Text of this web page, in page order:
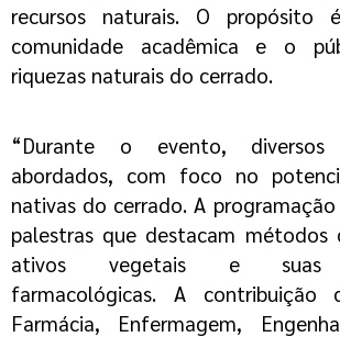
recursos naturais. O propósito
comunidade acadêmica e o
riquezas naturais do cerrado.
“Durante o evento,
abordados, com foco no
nativas do cerrado. A
palestras que destacam
ativos vegetais e suas
farmacológicas. A contribuição
Farmácia, Enfermagem,